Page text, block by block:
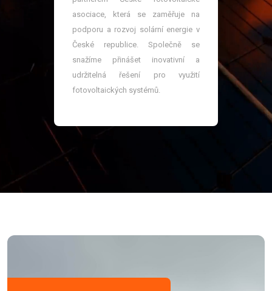
asociace, která se zaměřuje na
podporu a rozvoj solární energie v
České republice. Společně se
snažíme přinášet inovativní a
udržitelná řešení pro využití
fotovoltaických systémů.